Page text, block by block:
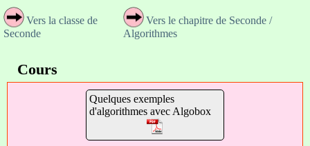
Vers la classe de
Seconde
Vers le chapitre de Seconde /
Algorithmes
Cours
Quelques exemples
d'algorithmes avec Algobox